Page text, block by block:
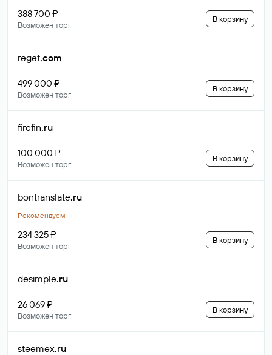
388 700 ₽
Возможен торг
В корзину
reget.com
499 000 ₽
Возможен торг
В корзину
firefin.ru
100 000 ₽
Возможен торг
В корзину
bontranslate.ru
Рекомендуем
234 325 ₽
Возможен торг
В корзину
desimple.ru
26 069 ₽
Возможен торг
В корзину
steemex.ru